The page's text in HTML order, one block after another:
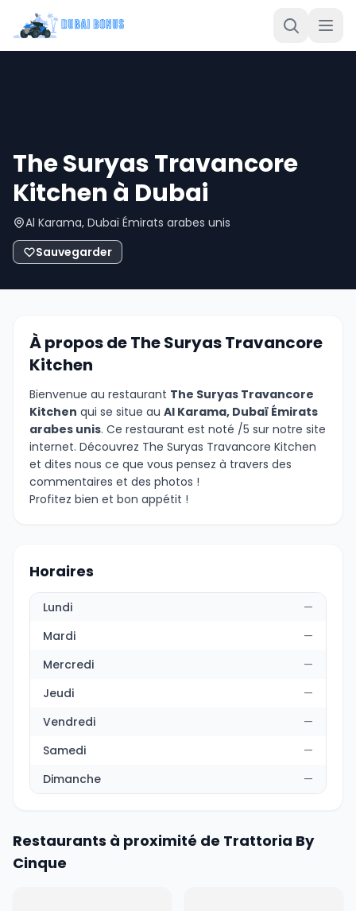
The Suryas Travancore
Kitchen à Dubai
Al Karama, Dubaï Émirats arabes unis
Sauvegarder
À propos de The Suryas Travancore
Kitchen
Bienvenue au restaurant The Suryas Travancore
Kitchen qui se situe au Al Karama, Dubaï Émirats
arabes unis. Ce restaurant est noté /5 sur notre site
internet. Découvrez The Suryas Travancore Kitchen
et dites nous ce que vous pensez à travers des
commentaires et des photos !
Profitez bien et bon appétit !
Horaires
Lundi
—
Mardi
—
Mercredi
—
Jeudi
—
Vendredi
—
Samedi
—
Dimanche
—
Restaurants à proximité de Trattoria By
Cinque